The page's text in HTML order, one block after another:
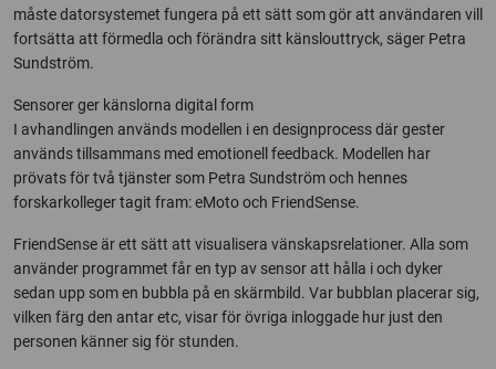
måste datorsystemet fungera på ett sätt som gör att användaren vill
fortsätta att förmedla och förändra sitt känslouttryck, säger Petra
Sundström.
Sensorer ger känslorna digital form
I avhandlingen används modellen i en designprocess där gester
används tillsammans med emotionell feedback. Modellen har
prövats för två tjänster som Petra Sundström och hennes
forskarkolleger tagit fram: eMoto och FriendSense.
FriendSense är ett sätt att visualisera vänskapsrelationer. Alla som
använder programmet får en typ av sensor att hålla i och dyker
sedan upp som en bubbla på en skärmbild. Var bubblan placerar sig,
vilken färg den antar etc, visar för övriga inloggade hur just den
personen känner sig för stunden.